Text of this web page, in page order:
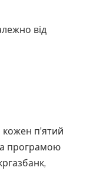
від
кожен п’ятий
програмою